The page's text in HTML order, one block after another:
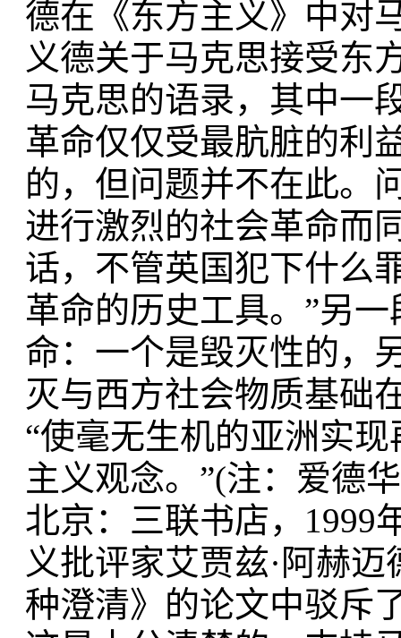
德在《东方主义》中对
义德关于马克思接受东
马克思的语录，其中一
革命仅仅受最肮脏的利
的，但问题并不在此。
进行激烈的社会革命而
话，不管英国犯下什么
革命的历史工具。”另
命：一个是毁灭性的
灭与西方社会物质基础
“使毫无生机的亚洲实
主义观念。”(注：爱德
北京：三联书店，1999
义批评家艾贾兹·阿赫
种澄清》的论文中驳斥